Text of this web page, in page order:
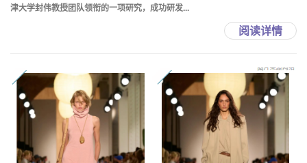
津大学封伟教授团队领衔的一项研究，成功研发...
阅读详情